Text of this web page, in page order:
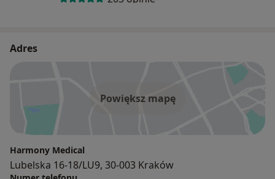
Adres
Powiększ mapę
Harmony Medical
Lubelska 16-18/LU9, 30-003 Kraków